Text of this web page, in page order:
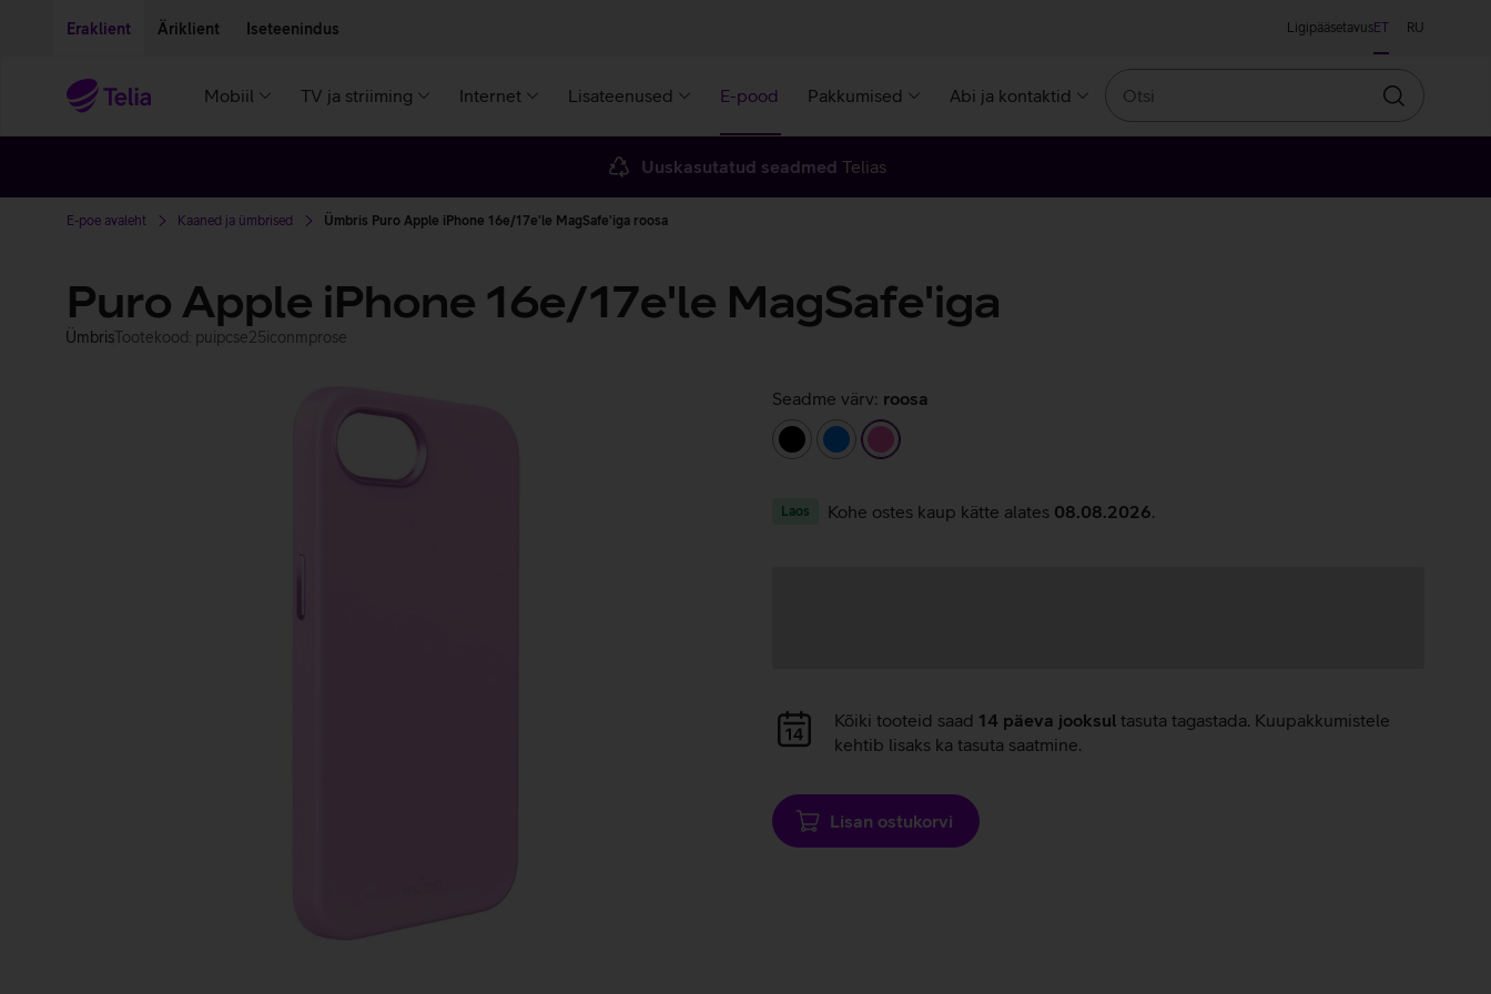
Eraklient Äriklient Iseteenindus LigipääsetavusET RU
Mobiil TV ja striiming Internet Lisateenused E-pood Pakkumised Abi ja kontaktid
Otsin
Uuskasutatud seadmed Telias
E-poe avaleht Kaaned ja ümbrised Ümbris Puro Apple iPhone 16e/17e'le MagSafe'iga roosa
Puro Apple iPhone 16e/17e'le MagSafe'iga
ÜmbrisTootekood: puipcse25iconmprose
Seadme värv: roosa
must
sinine roosa
Laos Kohe ostes kaup kätte alates 08.08.2026
Andmete
laadimine
Kõiki tooteid saad 14 päeva jooksul tasuta tagastada. Kuupakkumistele
kehtib lisaks ka tasuta saatmine.
Lisan ostukorvi